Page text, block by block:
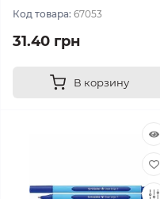
Код товара: 67053
31.40 грн
В корзину